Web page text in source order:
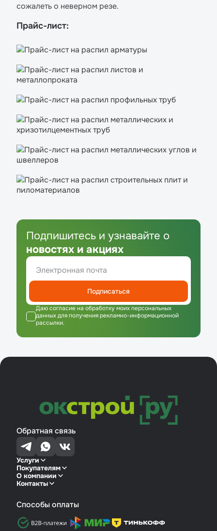
сожалеть о неверном резе.
Прайс-лист:
Подпишитесь и узнавайте о
новостях и акциях
Подписаться
Даю согласие на обработку моих персональных
данных для получения рекламно-информационной
рассылки.
Обратная связь
Услуги
Покупателям
О компании
Контакты
Способы оплаты